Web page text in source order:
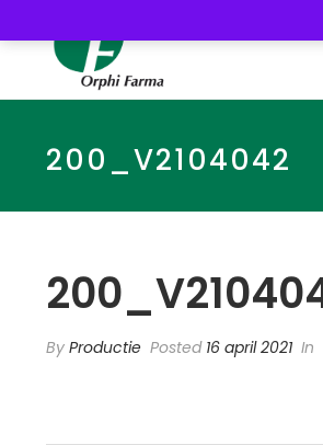
200_V2104042
By Productie Posted 16 april 2021 In